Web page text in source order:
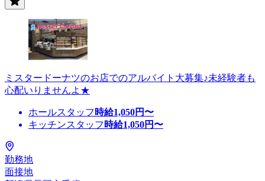
ミスタードーナツのお店でのアルバイト大募集♪未経験者も
心配いりませんよ★
ホールスタッフ 時給1,050円〜
キッチンスタッフ 時給1,050円〜
勤務地
面接地